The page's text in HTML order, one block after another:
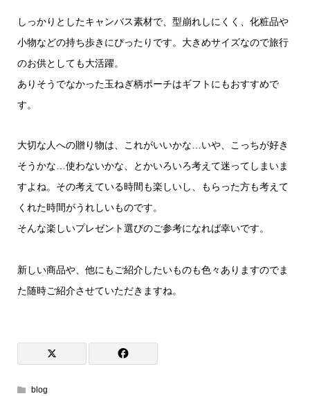
しっかりとしたキャンバス素材で、型崩れしにくく、化粧品や
小物などの持ち歩きにぴったりです。大きめサイズなので旅行
のお供としても大活躍。
ありそうでなかった玉ねぎ柄ポーチはギフトにもおすすめで
す。
大切な人への贈り物は、これがいいかな…いや、こっちが好き
そうかな…使わないかな、とかいろいろ考えて迷ってしまいま
すよね。その考えている時間も楽しいし、もらった方も考えて
くれた時間がうれしいものです。
そんな楽しいプレゼント選びのご参考になれば幸いです。
新しい商品や、他にもご紹介したいものも色々ありますのでま
た随時ご紹介させていただきますね。
blog